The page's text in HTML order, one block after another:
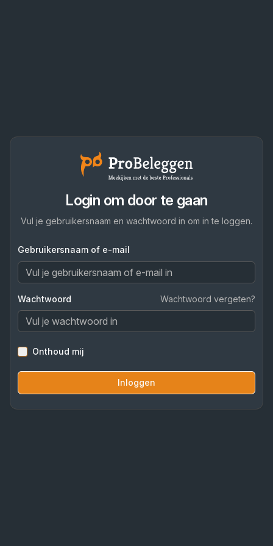
Login om door te gaan
Vul je gebruikersnaam en wachtwoord in om in te loggen.
Gebruikersnaam of e-mail
Wachtwoord Wachtwoord vergeten?
Onthoud mij
Inloggen